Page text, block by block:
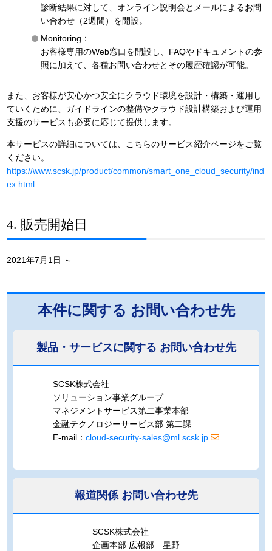
診断結果に対して、オンライン説明会とメールによるお問
い合わせ（2週間）を開設。
Monitoring：
お客様専用のWeb窓口を開設し、FAQやドキュメントの参
照に加えて、各種お問い合わせとその履歴確認が可能。
また、お客様が安心かつ安全にクラウド環境を設計・構築・運用し
ていくために、ガイドラインの整備やクラウド設計構築および運用
支援のサービスも必要に応じて提供します。
本サービスの詳細については、こちらのサービス紹介ページをご覧
ください。
https://www.scsk.jp/product/common/smart_one_cloud_security/ind
ex.html
4. 販売開始日
2021年7月1日 ～
本件に関する お問い合わせ先
製品・サービスに関する お問い合わせ先
SCSK株式会社
ソリューション事業グループ
マネジメントサービス第二事業本部
金融テクノロジーサービス部 第二課
E-mail： cloud-security-sales@ml.scsk.jp
報道関係お問い合わせ先
SCSK株式会社
企画本部 広報部 星野